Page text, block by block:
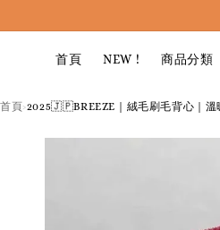
首頁 NEW ! 商品分類
首頁›2025🇯🇵BREEZE｜絨毛刷毛背心｜溫